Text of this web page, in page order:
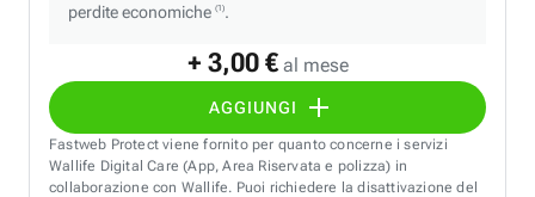
+ 3,00 € al mese
AGGIUNGI
perdite economiche (1).
Fastweb Protect viene fornito per quanto concerne i servizi
Wallife Digital Care (App, Area Riservata e polizza) in
collaborazione con Wallife. Puoi richiedere la disattivazione del